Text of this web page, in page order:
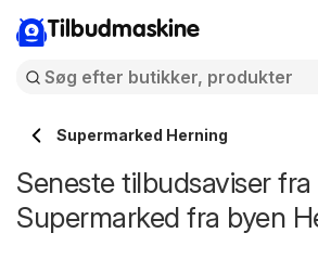
Tilbudmaskine
Supermarked Herning
Seneste tilbudsaviser
Supermarked fra byen